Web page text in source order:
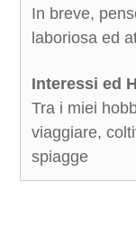
In breve,
laboriosa ed
Interessi ed
Tra i miei
viaggiare,
spiagge